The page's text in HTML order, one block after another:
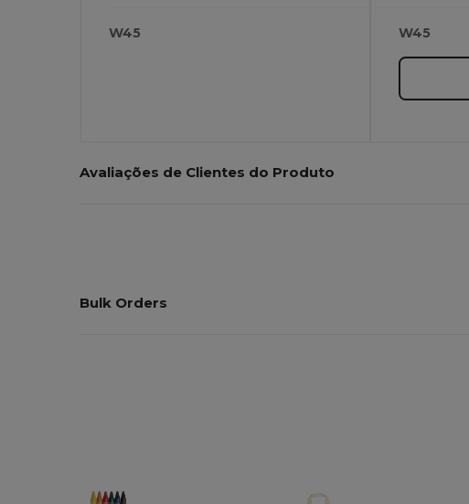
W45 W45
Avaliações de Clientes do Produto
Bulk Orders